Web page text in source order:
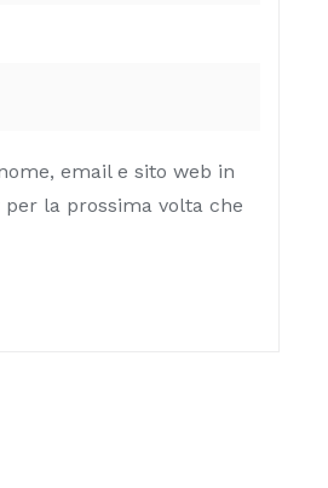
email e sito web in
la prossima volta che